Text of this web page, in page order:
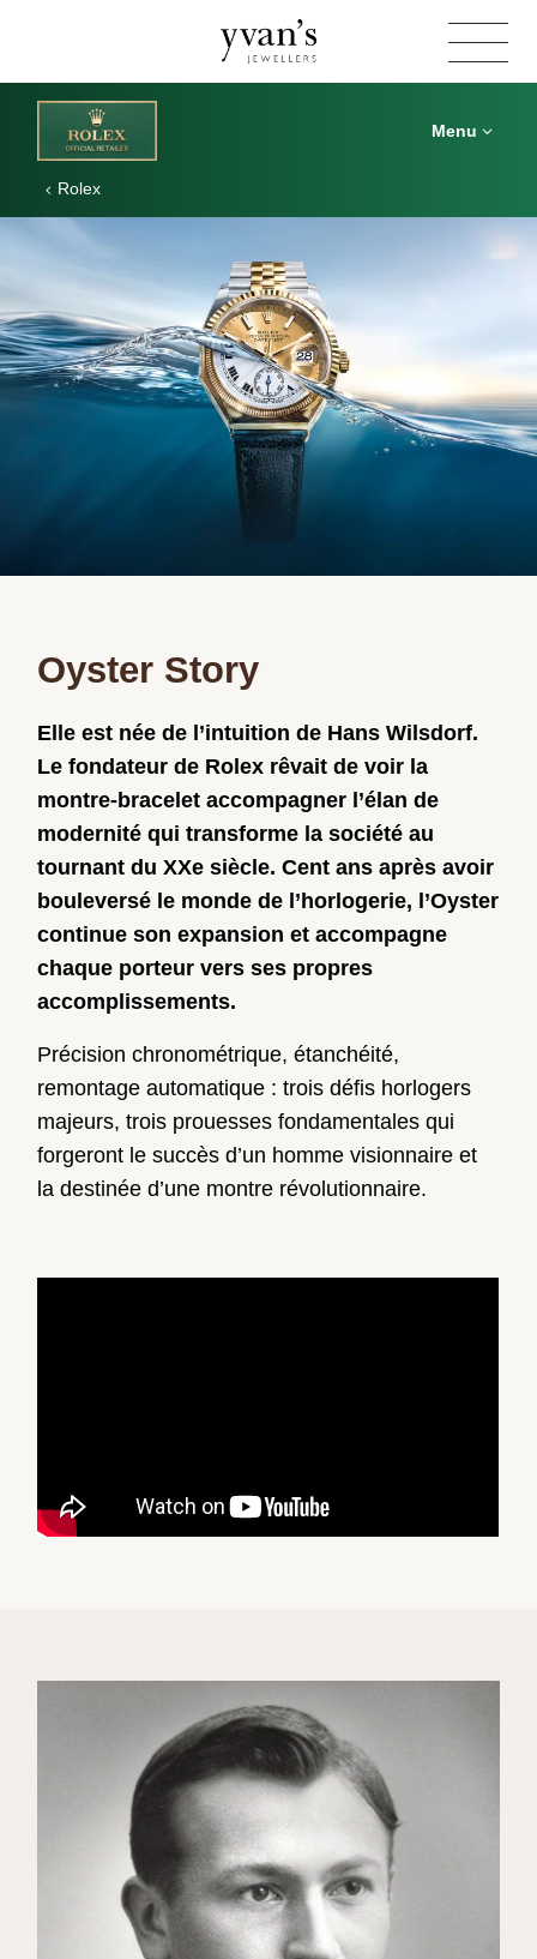
Yvan's
Menu
Rolex
Oyster Story
Elle est née de l’intuition de Hans Wilsdorf.
Le fondateur de Rolex rêvait de voir la
montre-bracelet accompagner l’élan de
modernité qui transforme la société au
tournant du XXe siècle. Cent ans après avoir
bouleversé le monde de l’horlogerie, l’Oyster
continue son expansion et accompagne
chaque porteur vers ses propres
accomplissements.
Précision chronométrique, étanchéité,
remontage automatique : trois défis horlogers
majeurs, trois prouesses fondamentales qui
forgeront le succès d’un homme visionnaire et
la destinée d’une montre révolutionnaire.